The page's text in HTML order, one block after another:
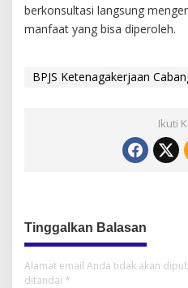
berkonsultasi langsung
manfaat yang bisa diperoleh.
BPJS Ketenagakerjaan
Ikuti
Tinggalkan Balasan
Alamat email Anda tidak akan
ditandai *